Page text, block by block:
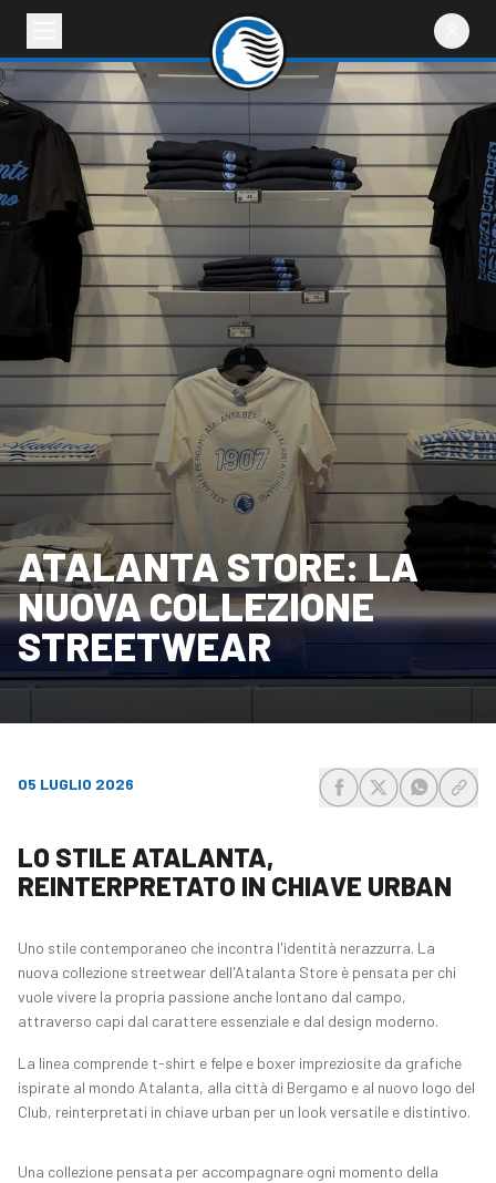
ATALANTA STORE: LA
NUOVA COLLEZIONE
STREETWEAR
05 LUGLIO 2026
LO STILE ATALANTA,
REINTERPRETATO IN CHIAVE URBAN
Uno stile contemporaneo che incontra l'identità nerazzurra. La
nuova collezione streetwear dell'Atalanta Store è pensata per chi
vuole vivere la propria passione anche lontano dal campo,
attraverso capi dal carattere essenziale e dal design moderno.
La linea comprende t-shirt e felpe e boxer impreziosite da grafiche
ispirate al mondo Atalanta, alla città di Bergamo e al nuovo logo del
Club, reinterpretati in chiave urban per un look versatile e distintivo.
Una collezione pensata per accompagnare ogni momento della